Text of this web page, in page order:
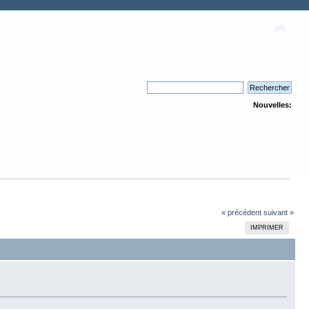
Nouvelles:
« précédent suivant »
IMPRIMER